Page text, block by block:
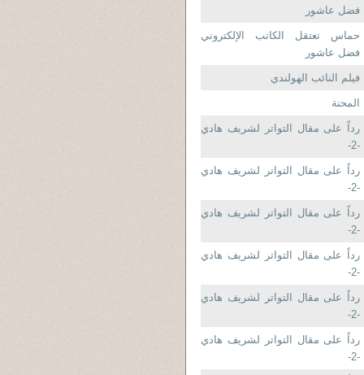
فضل عاشور
حماس تعتقل الكاتب الإلكتروني
فضل عاشور
فيلم النائب الهولندي
المحنة
رداً على مقال التواتر لشريف هادي
-2-
رداً على مقال التواتر لشريف هادي
-2-
رداً على مقال التواتر لشريف هادي
-2-
رداً على مقال التواتر لشريف هادي
-2-
رداً على مقال التواتر لشريف هادي
-2-
رداً على مقال التواتر لشريف هادي
-2-